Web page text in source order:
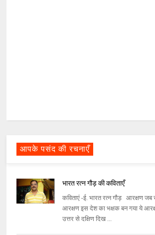
आपके पसंद की रचनाएँ
भारत रत्न गौड़ की कविताएँ
कविताएं -ई. भारत रत्न गौड़ आरक्षण
आरक्षण इस देश का भक्षक बन गया ये
उत्तर से दक्षिण दिख ...